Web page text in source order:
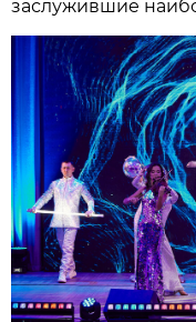
заслужившие